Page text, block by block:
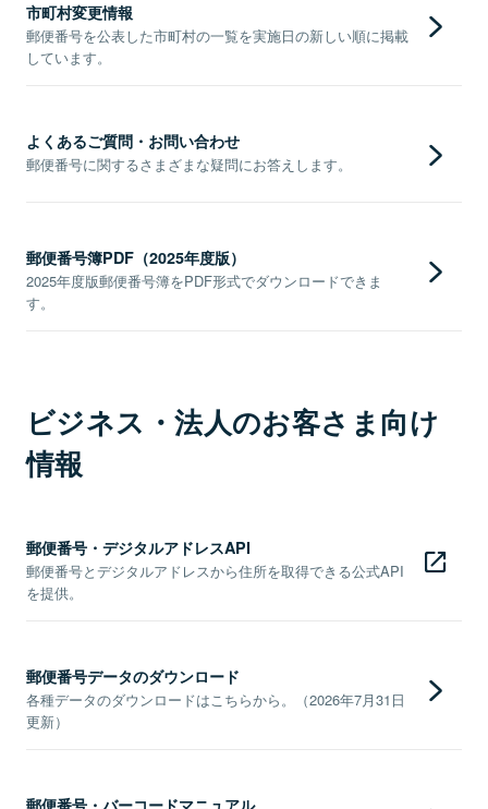
市町村変更情報
郵便番号を公表した市町村の一覧を実施日の新しい順に掲載
しています。
よくあるご質問・お問い合わせ
郵便番号に関するさまざまな疑問にお答えします。
郵便番号簿PDF（2025年度版）
2025年度版郵便番号簿をPDF形式でダウンロードできま
す。
ビジネス・法人のお客さま向け
情報
郵便番号・デジタルアドレスAPI
郵便番号とデジタルアドレスから住所を取得できる公式API
を提供。
郵便番号データのダウンロード
各種データのダウンロードはこちらから。（2026年7月31日
更新）